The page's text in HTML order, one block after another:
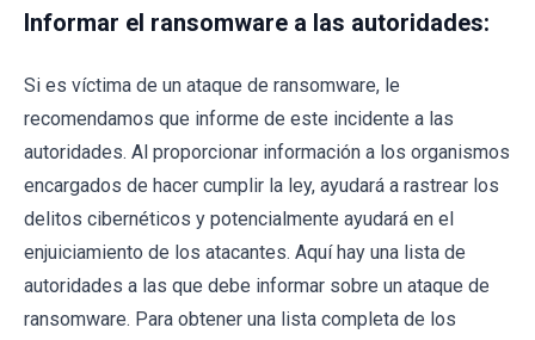
Informar el ransomware a las autoridades:
Si es víctima de un ataque de ransomware, le
recomendamos que informe de este incidente a las
autoridades. Al proporcionar información a los organismos
encargados de hacer cumplir la ley, ayudará a rastrear los
delitos cibernéticos y potencialmente ayudará en el
enjuiciamiento de los atacantes. Aquí hay una lista de
autoridades a las que debe informar sobre un ataque de
ransomware. Para obtener una lista completa de los